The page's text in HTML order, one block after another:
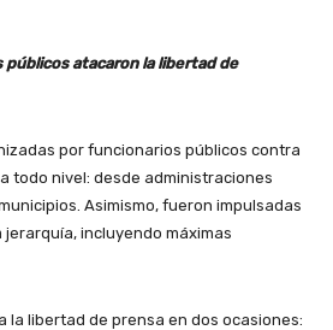
atacaron la libertad de
por funcionarios públicos contra
todo nivel: desde administraciones
Asimismo, fueron impulsadas
incluyendo máximas
la libertad de prensa en dos ocasiones: